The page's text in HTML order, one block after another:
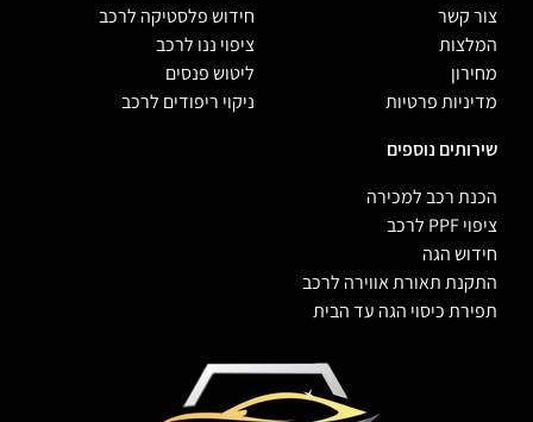
צור קשר
המלצות
מחירון
מדיניות פרטיות
חידוש פלסטיקה לרכב
ציפוי ננו לרכב
ליטוש פנסים
ניקוי ריפודים לרכב
שירותים נוספים
הכנת רכב למכירה
ציפוי PPF לרכב
חידוש הגה
התקנת תאורת אווירה לרכב
תפירת כיסוי הגה עד הבית